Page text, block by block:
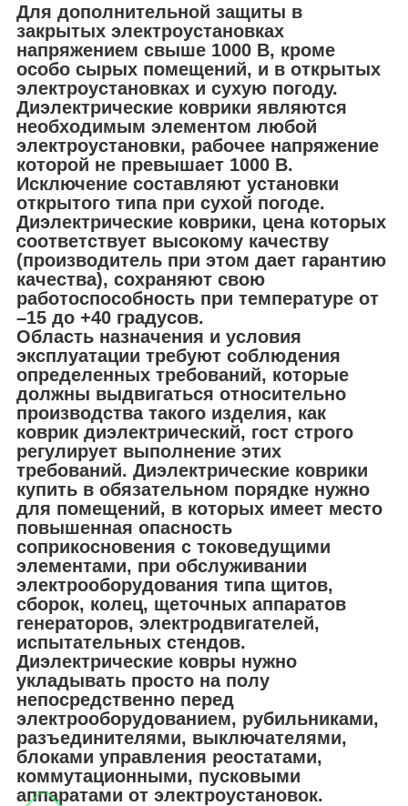
Для дополнительной защиты в
закрытых электроустановках
напряжением свыше 1000 В, кроме
особо сырых помещений, и в открытых
электроустановках и сухую погоду.
Диэлектрические коврики являются
необходимым элементом любой
электроустановки, рабочее напряжение
которой не превышает 1000 В.
Исключение составляют установки
открытого типа при сухой погоде.
Диэлектрические коврики, цена которых
соответствует высокому качеству
(производитель при этом дает гарантию
качества), сохраняют свою
работоспособность при температуре от
–15 до +40 градусов.
Область назначения и условия
эксплуатации требуют соблюдения
определенных требований, которые
должны выдвигаться относительно
производства такого изделия, как
коврик диэлектрический, гост строго
регулирует выполнение этих
требований. Диэлектрические коврики
купить в обязательном порядке нужно
для помещений, в которых имеет место
повышенная опасность
соприкосновения с токоведущими
элементами, при обслуживании
электрооборудования типа щитов,
сборок, колец, щеточных аппаратов
генераторов, электродвигателей,
испытательных стендов.
Диэлектрические ковры нужно
укладывать просто на полу
непосредственно перед
электрооборудованием, рубильниками,
разъединителями, выключателями,
блоками управления реостатами,
коммутационными, пусковыми
аппаратами от электроустановок.